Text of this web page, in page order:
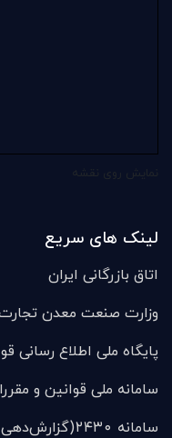
لینک های سریع
اتاق بازرگانی ایران
وزارت صنعت معدن
پایگاه ملی اطلاع رسانی
سامانه ملی قوانين و
سامانه ۲۴۳۰(گزارش‌دهی مقررات خلق الساعه)